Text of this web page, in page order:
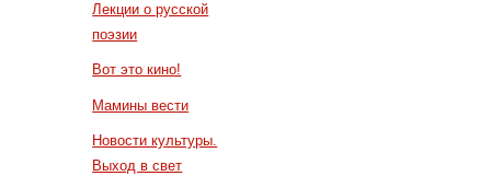
Лекции о русской
поэзии
Вот это кино!
Мамины вести
Новости культуры.
Выход в свет